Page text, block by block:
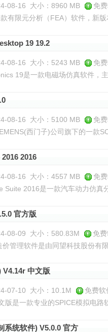
08-16 大小：8960 MB 免
有限元分析（FEA）软件，新
19 19.2
08-16 大小：5243 MB 免
19是一款电磁场仿真软件，
08-16 大小：5100 MB 免
西门子)公司旗下的一款
2016
08-16 大小：4557 MB 免
Suite 2016是一款汽车动力仿真
官方版
08-09 大小：580.83M 免
理软件是由同望科技股份有限
V4.14r 中文版
07-10 大小：10.1M 免费软
是一款专业的SPICE模拟电路
系统软件) V5.0.0 官方